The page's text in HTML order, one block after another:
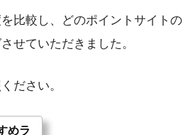
比較し、どのポイントサイトの
せていただきました。
ださい。
めラ